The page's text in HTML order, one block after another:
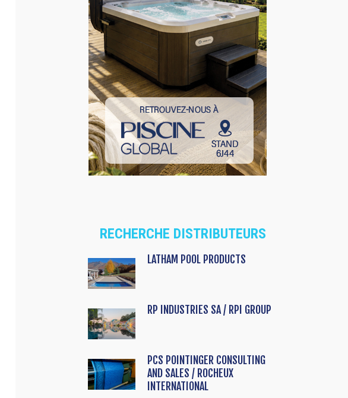
RECHERCHE DISTRIBUTEURS
LATHAM POOL PRODUCTS
RP INDUSTRIES SA / RPI GROUP
PCS POINTINGER CONSULTING
AND SALES / ROCHEUX
INTERNATIONAL